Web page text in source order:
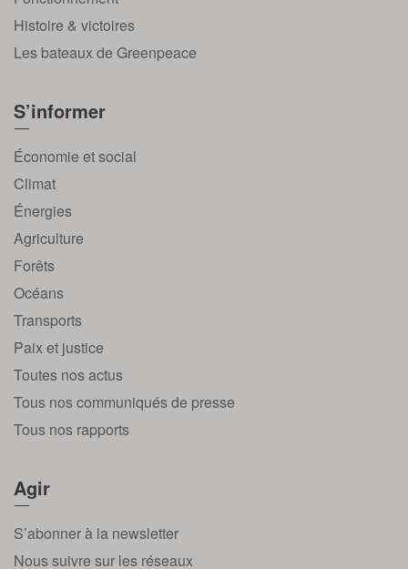
Histoire & victoires
Les bateaux de Greenpeace
S’informer
Économie et social
Climat
Énergies
Agriculture
Forêts
Océans
Transports
Paix et justice
Toutes nos actus
Tous nos communiqués de presse
Tous nos rapports
Agir
S’abonner à la newsletter
Nous suivre sur les réseaux